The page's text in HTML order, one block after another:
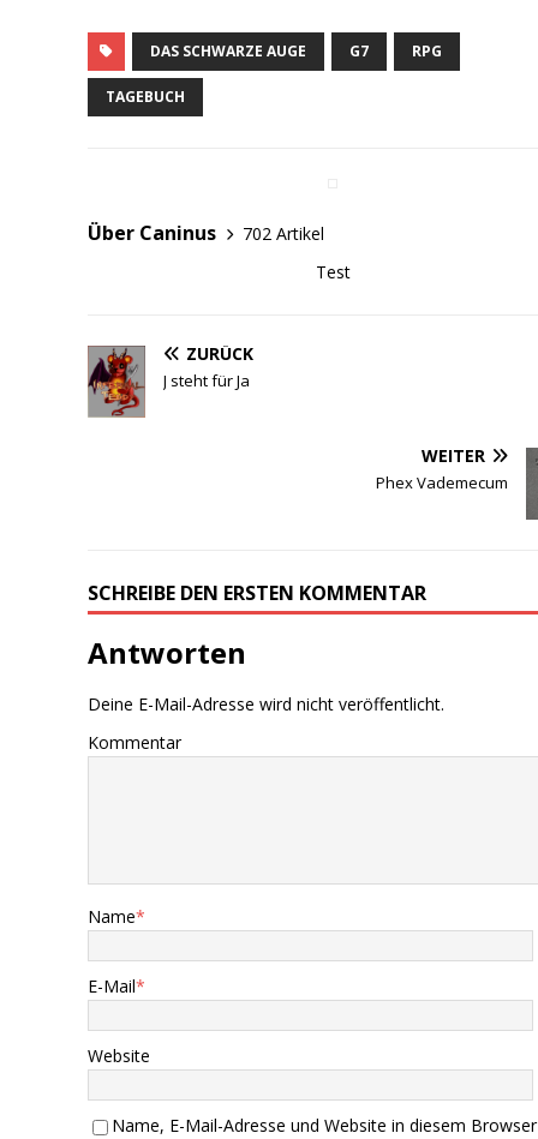
DAS SCHWARZE AUGE G7 RPG
TAGEBUCH
Über Caninus
702 Artikel
Test
ZURÜCK
J steht für Ja
WEITER
Phex Vademecum
SCHREIBE DEN ERSTEN KOMMENTAR
Antworten
Deine E-Mail-Adresse wird nicht veröffentlicht.
Kommentar
Name*
E-Mail*
Website
Name, E-Mail-Adresse und Website in diesem